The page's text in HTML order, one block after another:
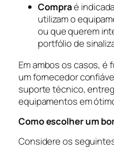
Compraé
utilizam o
ou que querem
portfólio de
Em ambos os casos,
um fornecedor
suporte técnico,
equipamentos em
Como escolher um
Considere os